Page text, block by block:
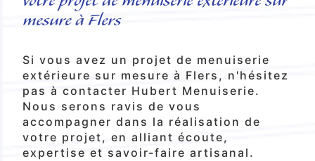
mesure à Flers
Si vous avez un projet de menuiserie
extérieure sur mesure à Flers, n'hésitez
pas à contacter Hubert Menuiserie.
Nous serons ravis de vous
accompagner dans la réalisation de
votre projet, en alliant écoute,
expertise et savoir-faire artisanal.